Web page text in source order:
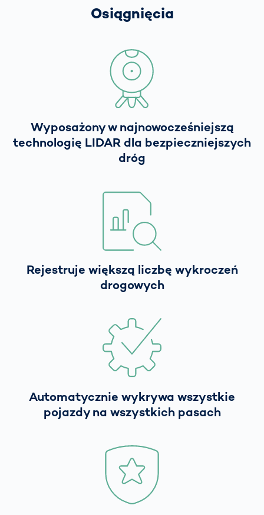
Osiągnięcia
Wyposażony w najnowocześniejszą
technologię LIDAR dla bezpieczniejszych
dróg
Rejestruje większą liczbę wykroczeń
drogowych
Automatycznie wykrywa wszystkie
pojazdy na wszystkich pasach